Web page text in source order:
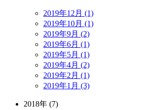
2019年12月 (1)
2019年10月 (1)
2019年9月 (2)
2019年6月 (1)
2019年5月 (1)
2019年4月 (2)
2019年2月 (1)
2019年1月 (3)
2018年 (7)